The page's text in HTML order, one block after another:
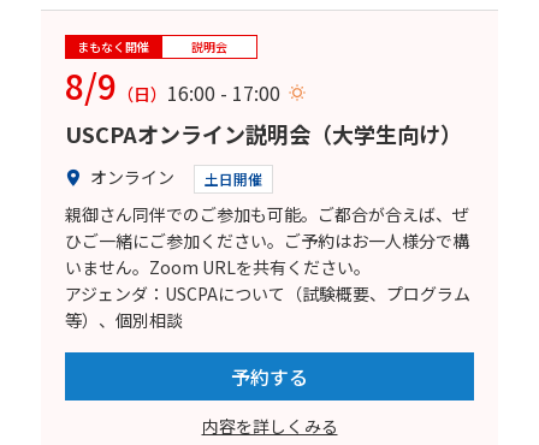
まもなく開催 説明会
8/9 （日） 16:00 - 17:00
USCPAオンライン説明会（大学生向け）
オンライン 土日開催
親御さん同伴でのご参加も可能。ご都合が合えば、ぜ
ひご一緒にご参加ください。ご予約はお一人様分で構
いません。Zoom URLを共有ください。
アジェンダ：USCPAについて（試験概要、プログラム
等）、個別相談
予約する
内容を詳しくみる